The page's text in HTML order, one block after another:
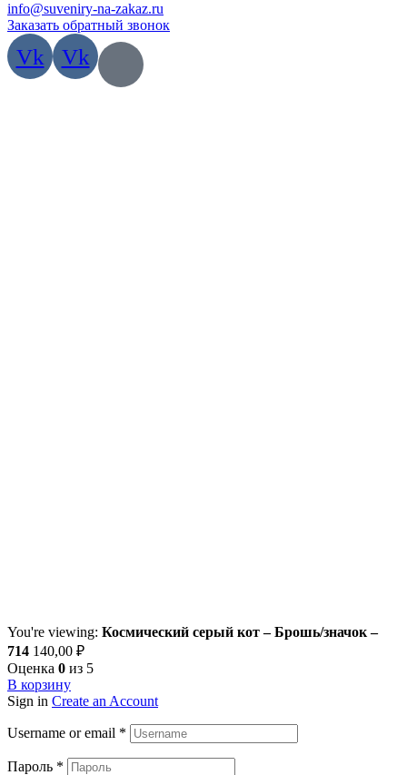
info@suveniry-na-zakaz.ru
Заказать обратный звонок
Vk Vk
You're viewing: Космический серый кот – Брошь/значок –
714 140,00 ₽
Оценка 0 из 5
В корзину
Sign in Create an Account
Username or email *
Пароль *